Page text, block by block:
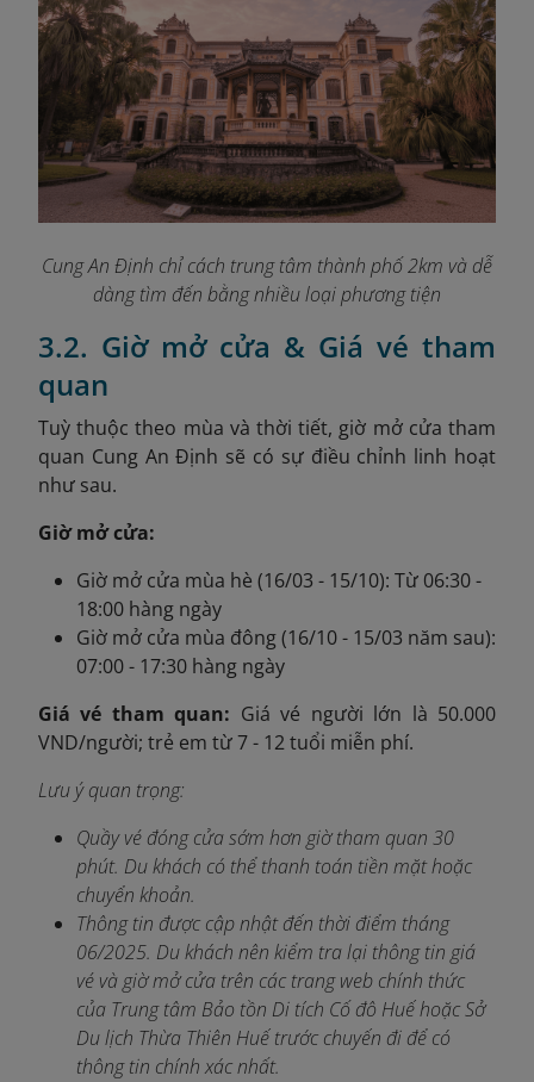
Cung An Định chỉ cách trung tâm thành phố 2km và dễ
dàng tìm đến bằng nhiều loại phương tiện
3.2. Giờ mở cửa & Giá vé tham
quan
Tuỳ thuộc theo mùa và thời tiết, giờ mở cửa tham
quan Cung An Định sẽ có sự điều chỉnh linh hoạt
như sau.
Giờ mở cửa:
Giờ mở cửa mùa hè (16/03 - 15/10): Từ 06:30 -
18:00 hàng ngày
Giờ mở cửa mùa đông (16/10 - 15/03 năm sau):
07:00 - 17:30 hàng ngày
Giá vé tham quan: Giá vé người lớn là 50.000
VND/người; trẻ em từ 7 - 12 tuổi miễn phí.
Lưu ý quan trọng:
Quầy vé đóng cửa sớm hơn giờ tham quan 30
phút. Du khách có thể thanh toán tiền mặt hoặc
chuyển khoản.
Thông tin được cập nhật đến thời điểm tháng
06/2025. Du khách nên kiểm tra lại thông tin giá
vé và giờ mở cửa trên các trang web chính thức
của Trung tâm Bảo tồn Di tích Cố đô Huế hoặc Sở
Du lịch Thừa Thiên Huế trước chuyến đi để có
thông tin chính xác nhất.